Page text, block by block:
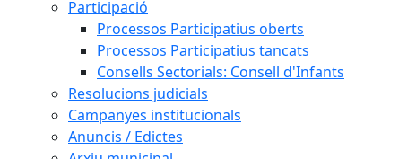
Participació
Processos Participatius oberts
Processos Participatius tancats
Consells Sectorials: Consell d'Infants
Resolucions judicials
Campanyes institucionals
Anuncis / Edictes